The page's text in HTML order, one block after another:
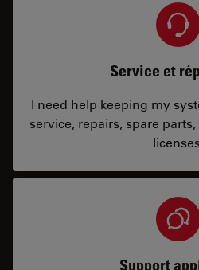
Service et
I need help keeping my
service, repairs, spare
Support